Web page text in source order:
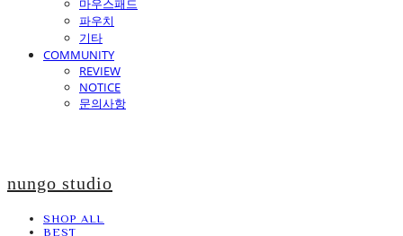
마우스패드
파우치
기타
COMMUNITY
REVIEW
NOTICE
문의사항
nungo studio
SHOP ALL
BEST